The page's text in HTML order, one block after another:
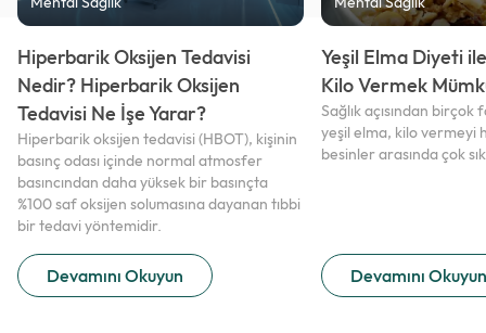
Hiperbarik Oksijen Tedavisi
Nedir? Hiperbarik Oksijen
Tedavisi Ne İşe Yarar?
Devamını Okuyun
Hiperbarik oksijen tedavisi (HBOT), kişinin
basınç odası içinde normal atmosfer
basıncından daha yüksek bir basınçta
%100 saf oksijen solumasına dayanan tıbbi
bir tedavi yöntemidir.
Yeşil Elma Diyeti
Kilo Vermek
Devamını Okuyun
Sağlık açısından birçok
yeşil elma, kilo vermeyi
besinler arasında çok sık